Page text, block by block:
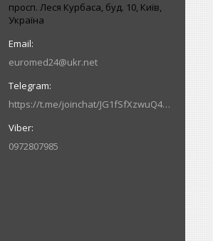
просп. Леся Курбаса, буд. 10, Київ,
Україна
euromed24@ukr.net
https://t.me/joinchat/JG1fSfXzwuQ4MzVi
0972807985